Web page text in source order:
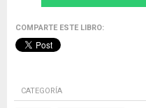
COMPARTE ESTE LIBRO:
CATEGORÍA